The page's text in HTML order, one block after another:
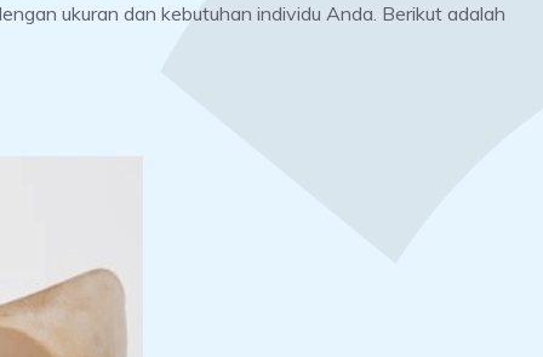
ukuran dan kebutuhan individu Anda. Berikut adalah